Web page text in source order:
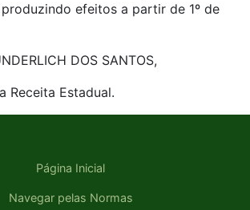
efeitos a partir de 1º de
DOS SANTOS,
Receita Estadual.
Página Inicial
Navegar pelas Normas